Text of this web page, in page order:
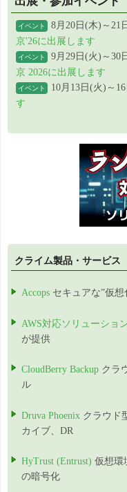
イベント 8月20日(木)～21
京'26に出展します
イベント 9月29日(火)～30
京 2026に出展します
イベント 10月13日(火)～
す
クライム製品・サービス
Accops セキュアな”仮
AWS対応ソリューショ
が提供
CloudBerry Backup クラ
ル
Druva Phoenix クラウド
カイブ、DR
HyTrust (Entrust) 仮想環
の暗号化